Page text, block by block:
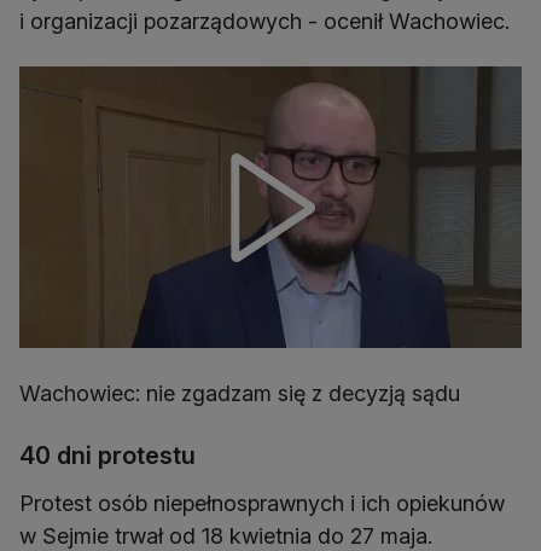
i organizacji pozarządowych - ocenił Wachowiec.
Wachowiec: nie zgadzam się z decyzją sądu
40 dni protestu
Protest osób niepełnosprawnych i ich opiekunów
w Sejmie trwał od 18 kwietnia do 27 maja.